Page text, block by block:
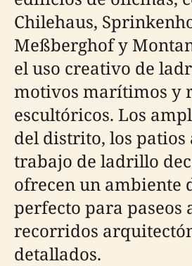
Chilehaus,
Meßberghof y
el uso creativo de
motivos marítimos y
escultóricos. Los
del distrito, los patios
trabajo de ladrillo
ofrecen un ambiente
perfecto para paseos
recorridos
detallados.